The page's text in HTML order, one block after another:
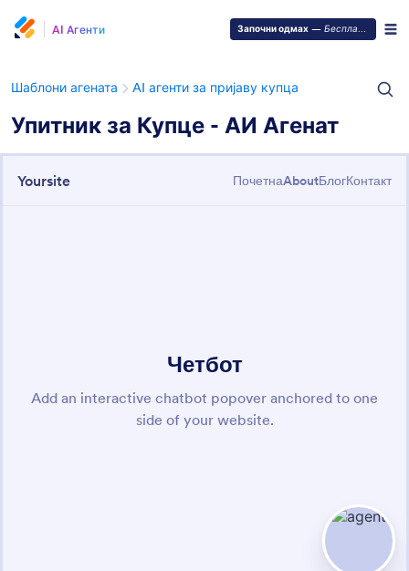
AI Агенти Започни одмах — Бесплатно је!
Шаблони агената AI агенти за пријаву купца
Упитник за Купце - АИ Агенат